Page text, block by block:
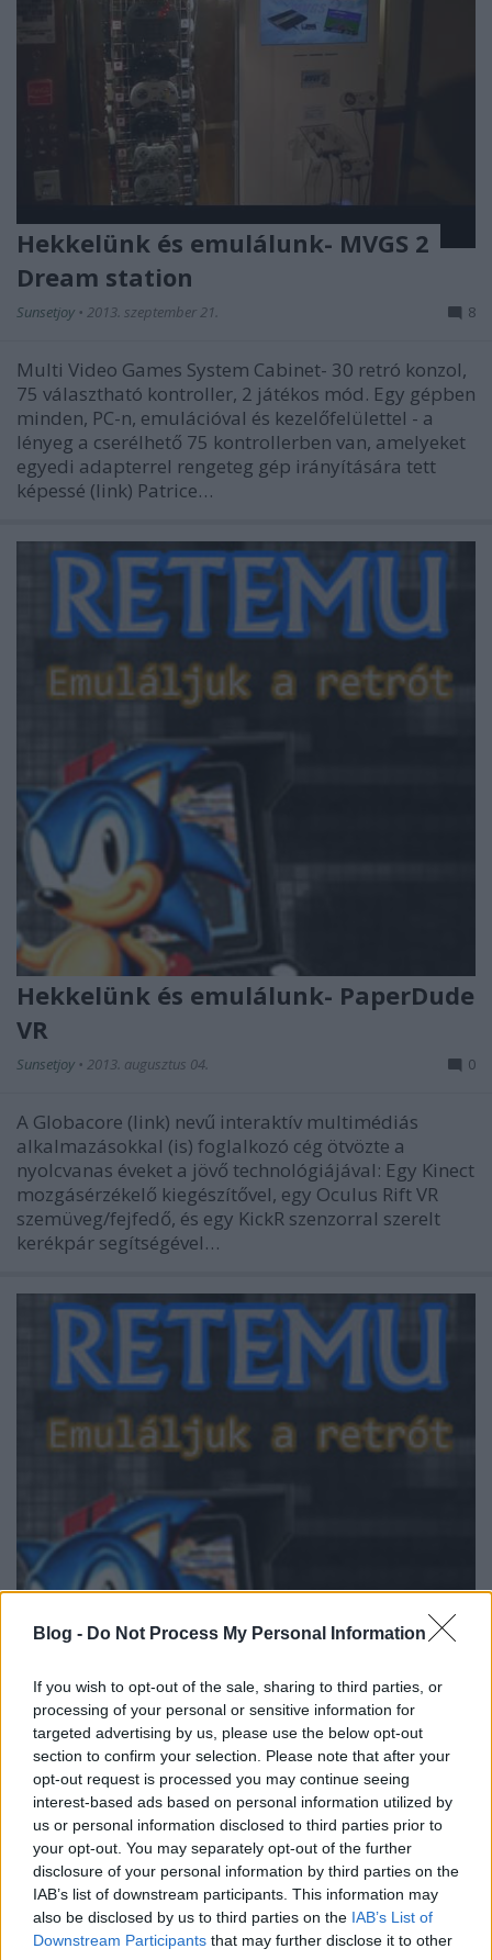
Blog - Do Not Process My Personal Information
If you wish to opt-out of the sale, sharing to third parties, or
processing of your personal or sensitive information for
targeted advertising by us, please use the below opt-out
section to confirm your selection. Please note that after your
opt-out request is processed you may continue seeing
interest-based ads based on personal information utilized by
us or personal information disclosed to third parties prior to
your opt-out. You may separately opt-out of the further
disclosure of your personal information by third parties on the
IAB’s list of downstream participants. This information may
also be disclosed by us to third parties on the IAB’s List of
Downstream Participants that may further disclose it to other
Hekkelünk és emulálunk- MVGS 2
Dream station
Sunsetjoy • 2013. szeptember 21. 8
Multi Video Games System Cabinet- 30 retró konzol,
75 választható kontroller, 2 játékos mód. Egy gépben
minden, PC-n, emulációval és kezelőfelülettel - a
lényeg a cserélhető 75 kontrollerben van, amelyeket
egyedi adapterrel rengeteg gép irányítására tett
képessé (link) Patrice…
Hekkelünk és emulálunk- PaperDude
VR
Sunsetjoy • 2013. augusztus 04. 0
A Globacore (link) nevű interaktív multimédiás
alkalmazásokkal (is) foglalkozó cég ötvözte a
nyolcvanas éveket a jövő technológiájával: Egy Kinect
mozgásérzékelő kiegészítővel, egy Oculus Rift VR
szemüveg/fejfedő, és egy KickR szenzorral szerelt
kerékpár segítségével…
Hekkelünk és emulálunk- Project
Unity
2013. május 10.
Nemrég készült el a Project Unity nevű retrogép,
amelyet a Bacteria (link) fedőnevű megszállott
hozott össze több, mint 3500 munkaórával (3 év
alatt), majd 700 font értékű hardverből. És hogy mi